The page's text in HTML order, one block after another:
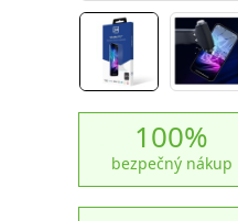
100%
bezpečný nákup